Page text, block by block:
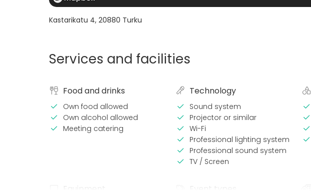
Kastarikatu 4, 20880 Turku
Services and facilities
Food and drinks
Own food allowed
Own alcohol allowed
Meeting catering
Technology
Sound system
Projector or similar
Wi-Fi
Professional lighting system
Professional sound system
TV / Screen
Equipment Event types